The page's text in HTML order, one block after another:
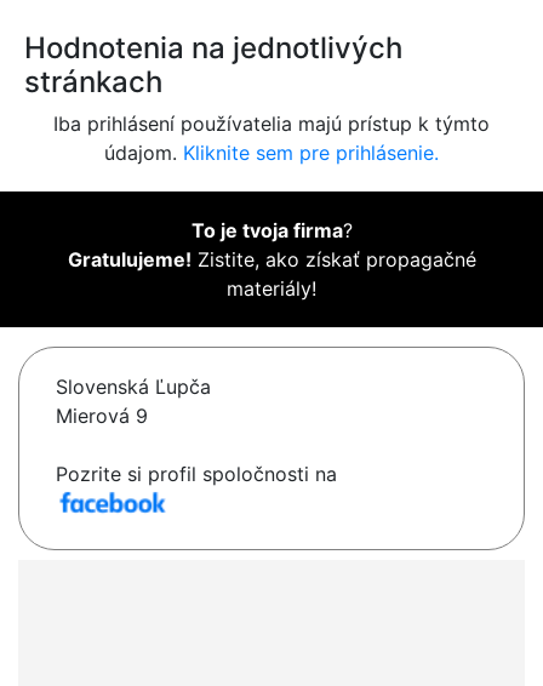
Hodnotenia na jednotlivých
stránkach
Iba prihlásení používatelia majú prístup k týmto
údajom. Kliknite sem pre prihlásenie.
To je tvoja firma?
Gratulujeme! Zistite, ako získať propagačné
materiály!
Slovenská Ľupča
Mierová 9
Pozrite si profil spoločnosti na